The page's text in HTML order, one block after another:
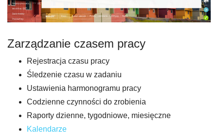
Zarządzanie czasem pracy
Rejestracja czasu pracy
Śledzenie czasu w zadaniu
Ustawienia harmonogramu pracy
Codzienne czynności do zrobienia
Raporty dzienne, tygodniowe, miesięczne
Kalendarze